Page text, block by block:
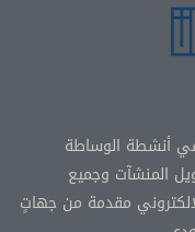
متخصصة في أنشطة الوساطة
المنشآت وجميع
مقدمة من جهاتٍ